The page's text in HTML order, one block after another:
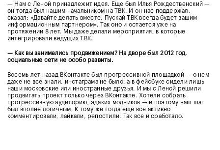
— Нам с Леной принадлежит идея. Еще был Илья Рождественский —
он тогда был нашим начальником на ТВК. И он нас поддержал,
сказал: «Давайте делать вместе. Пускай ТВК всегда будет вашим
информационным партнером». Так оно и остается уже на
протяжении 8 лет. Мы даже делали мероприятия, в которые
интегрировали ведущих ТВК.
— Как вы занимались продвижением? На дворе был 2012 год,
социальные сети не особо развиты.
Восемь лет назад ВКонтакте был прогрессивной площадкой — о нем
даже не все знали, инстаграма не было, а в фейсбуке сидели лишь
наши московские или иностранные друзья. И мы с Леной решили
продвигать проект только через ВКонтакте. Хотели собрать
прогрессивную аудиторию, эдаких модников — и поэтому наш шаг
был вполне логичным. К тому же тогда ещё все активно
комментировали, лайкали, репостили. Так все и сработало.